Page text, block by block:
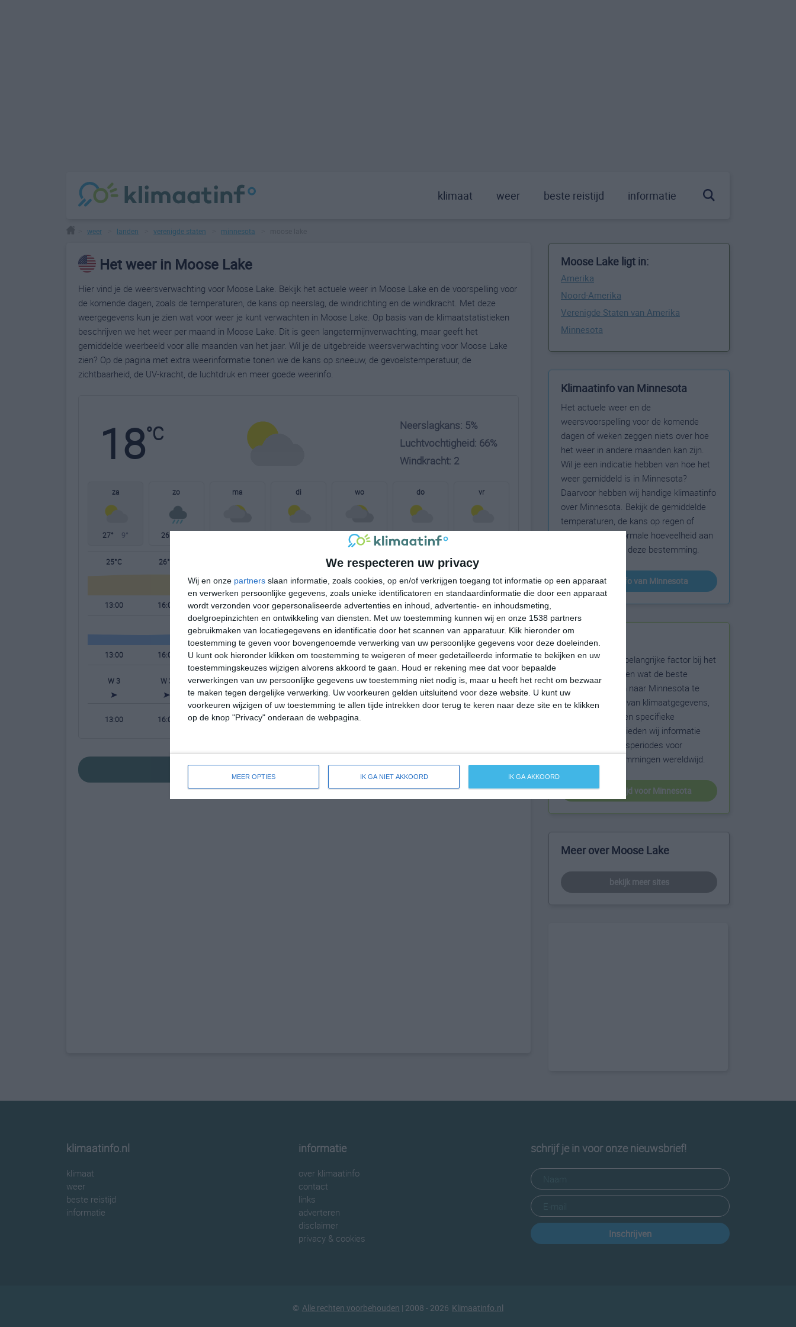
We respecteren uw privacy
Wij en onze partners slaan informatie, zoals cookies, op en/of verkrijgen toegang tot informatie op een apparaat
en verwerken persoonlijke gegevens, zoals unieke identificatoren en standaardinformatie die door een apparaat
wordt verzonden voor gepersonaliseerde advertenties en inhoud, advertentie- en inhoudsmeting,
doelgroepinzichten en ontwikkeling van diensten.
Met uw toestemming kunnen wij en onze 1538 partners
gebruikmaken van locatiegegevens en identificatie door het scannen van apparatuur. Klik hieronder om
toestemming te geven voor bovengenoemde verwerking van uw persoonlijke gegevens voor deze doeleinden.
U kunt ook hieronder klikken om toestemming te weigeren of meer gedetailleerde informatie te bekijken en uw
toestemmingskeuzes wijzigen alvorens akkoord te gaan.
Houd er rekening mee dat voor bepaalde
verwerkingen van uw persoonlijke gegevens uw toestemming niet nodig is, maar u heeft het recht om bezwaar
te maken tegen dergelijke verwerking. Uw voorkeuren gelden uitsluitend voor deze website. U kunt uw
voorkeuren wijzigen of uw toestemming te allen tijde intrekken door terug te keren naar deze site en te klikken
op de knop "Privacy" onderaan de webpagina.
MEER OPTIES IK GA NIET AKKOORD IK GA AKKOORD
klimaat weer beste reistijd informatie
weer landen verenigde staten minnesota
Het weer in Moose Lake
Hier vind je de weersverwachting voor Moose Lake. Bekijk het actuele weer in Moose Lake en de voorspelling voor
de komende dagen, zoals de temperaturen, de kans op neerslag, de windrichting en de windkracht. Met deze
weergegevens kun je zien wat voor weer je kunt verwachten in Moose Lake. Op basis van de klimaatstatistieken
beschrijven we het weer per maand in Moose Lake. Dit is geen langetermijnverwachting, maar geeft het
gemiddelde weerbeeld voor alle maanden van het jaar. Wil je de uitgebreide weersverwachting voor Moose Lake
zien? Op de pagina met extra weerinformatie tonen we de kans op sneeuw, de gevoelstemperatuur, de
zichtbaarheid, de UV-kracht, de luchtdruk en meer goede weerinfo.
18°C
Neerslagkans: 5%
Luchtvochtigheid: 66%
Windkracht: 2
za
27° 9°
zo
26°
ma di wo
26° 12°
do
10°
vr
25°C 26°C 17°C 14°C 14°C 20°C
13:00 16:00 19:00 22:00 01:00 04:00 07:00 10:00
13:00 16:00 19:00 22:00 01:00 04:00 07:00 10:00
W 3 W 3 WZW 2 ZZW 2 W 1 ONO 0 ONO 0 NO 1
13:00 16:00 19:00 22:00 01:00
bekijk de uitgebreide weersverwachting voor Moose Lake
Moose Lake ligt in:
Amerika
Noord-Amerika
Verenigde Staten van Amerika
Minnesota
Klimaatinfo van Minnesota
Het actuele weer en de
weersvoorspelling voor de komende
dagen of weken zeggen niets over hoe
het weer in andere maanden kan zijn.
Wil je een indicatie hebben van hoe het
weer gemiddeld is in Minnesota?
Daarvoor hebben wij handige klimaatinfo
over Minnesota. Bekijk de gemiddelde
temperaturen, de kans op regen of
sneeuw en de normale hoeveelheid aan
zonneschijn voor deze bestemming.
klimaatinfo van Minnesota
Beste reistijd
Het weer is een belangrijke factor bij het
reizen. Wil je weten wat de beste
maanden zijn om naar Minnesota te
reizen? Op basis van klimaatgegevens,
weersextremen en specifieke
weerinformatie bieden wij informatie
over de beste reisperiodes voor
duizenden bestemmingen wereldwijd.
beste reistijd voor Minnesota
Meer over Moose Lake
bekijk meer sites
klimaatinfo.nl
klimaat
weer
beste reistijd
informatie
informatie
over klimaatinfo
contact
links
adverteren
disclaimer
privacy & cookies
schrijf je in voor onze nieuwsbrief!
Inschrijven
© Alle rechten voorbehouden | 2008 - 2026 Klimaatinfo.nl